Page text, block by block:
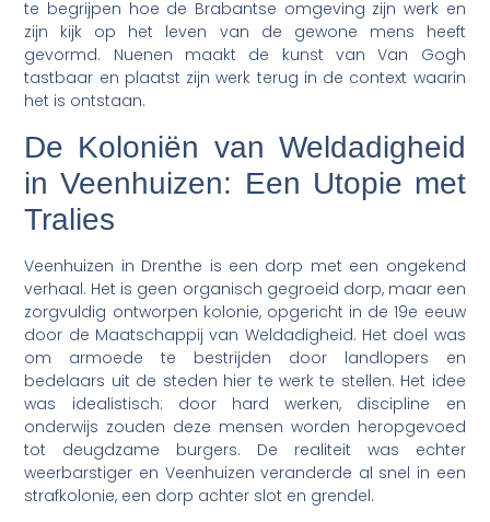
te begrijpen hoe de Brabantse omgeving zijn werk en
zijn kijk op het leven van de gewone mens heeft
gevormd. Nuenen maakt de kunst van Van Gogh
tastbaar en plaatst zijn werk terug in de context waarin
het is ontstaan.
De Koloniën van Weldadigheid
in Veenhuizen: Een Utopie met
Tralies
Veenhuizen in Drenthe is een dorp met een ongekend
verhaal. Het is geen organisch gegroeid dorp, maar een
zorgvuldig ontworpen kolonie, opgericht in de 19e eeuw
door de Maatschappij van Weldadigheid. Het doel was
om armoede te bestrijden door landlopers en
bedelaars uit de steden hier te werk te stellen. Het idee
was idealistisch: door hard werken, discipline en
onderwijs zouden deze mensen worden heropgevoed
tot deugdzame burgers. De realiteit was echter
weerbarstiger en Veenhuizen veranderde al snel in een
strafkolonie, een dorp achter slot en grendel.